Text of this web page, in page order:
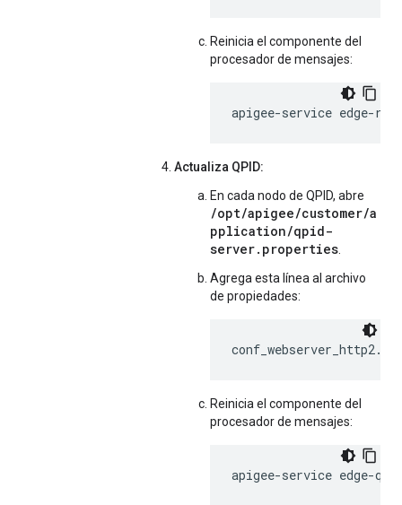
Reinicia el componente del
procesador de mensajes:
apigee-service edge-
Actualiza QPID:
En cada nodo de QPID, abre
/opt/apigee/customer/a
pplication/qpid-
server.properties
Agrega esta línea al archivo
de propiedades:
Reinicia el componente del
procesador de mensajes:
apigee-service edge-